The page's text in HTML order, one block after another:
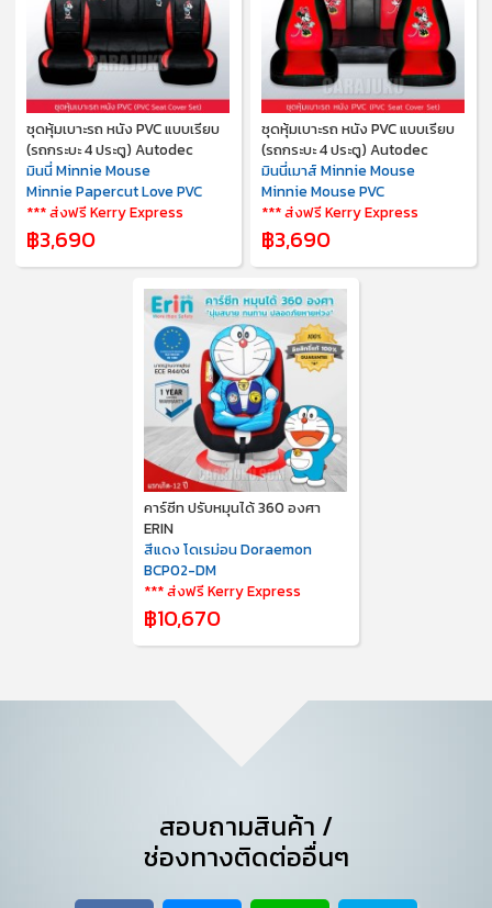
ชุดหุ้มเบาะรถ หนัง PVC แบบเรียบ
(รถกระบะ 4 ประตู) Autodec
มินนี่ Minnie Mouse
Minnie Papercut Love PVC
*** ส่งฟรี Kerry Express
฿3,690
ชุดหุ้มเบาะรถ หนัง PVC แบบเรียบ
(รถกระบะ 4 ประตู) Autodec
มินนี่เมาส์ Minnie Mouse
Minnie Mouse PVC
*** ส่งฟรี Kerry Express
฿3,690
คาร์ซีท ปรับหมุนได้ 360 องศา
ERIN
สีแดง โดเรม่อน Doraemon
BCP02-DM
*** ส่งฟรี Kerry Express
฿10,670
สอบถามสินค้า /
ช่องทางติดต่ออื่นๆ